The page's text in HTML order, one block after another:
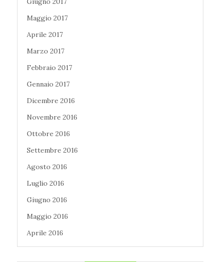
Maggio 2017
Aprile 2017
Marzo 2017
Febbraio 2017
Gennaio 2017
Dicembre 2016
Novembre 2016
Ottobre 2016
Settembre 2016
Agosto 2016
Luglio 2016
Giugno 2016
Maggio 2016
Aprile 2016